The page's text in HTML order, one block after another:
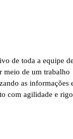
de toda a equipe
meio de um trabalho
as informações
com agilidade e